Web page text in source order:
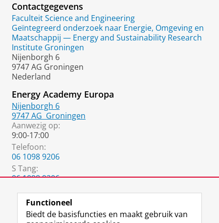
Contactgegevens
Faculteit Science and Engineering
Geïntegreerd onderzoek naar Energie, Omgeving en
Maatschappij — Energy and Sustainability Research
Institute Groningen
Nijenborgh 6
9747 AG Groningen
Nederland
Energy Academy Europa
Nijenborgh 6
9747 AG Groningen
Aanwezig op:
9:00-17:00
Telefoon:
06 1098 9206
S Tang:
06 1098 9206
Functioneel
Biedt de basisfuncties en maakt gebruik van